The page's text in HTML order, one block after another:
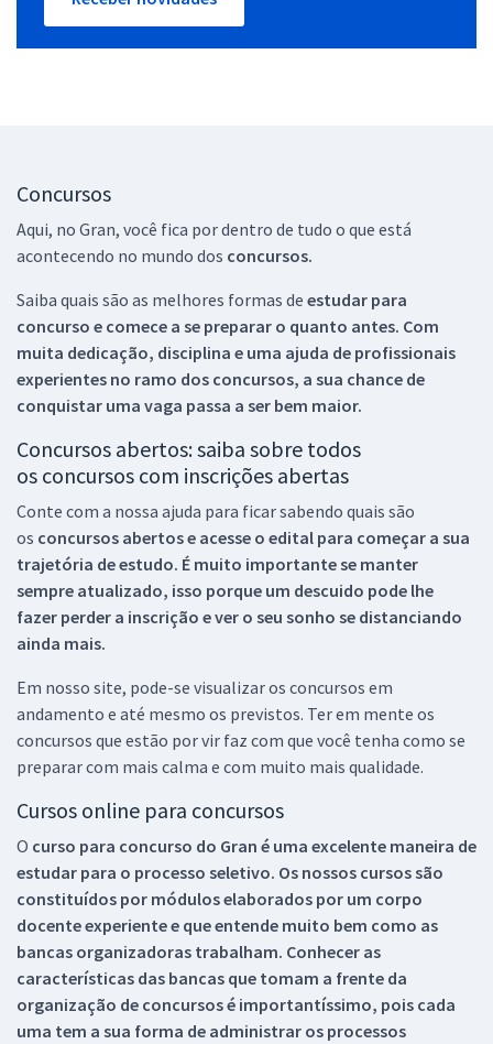
Concursos
Aqui, no Gran, você fica por dentro de tudo o que está
acontecendo no mundo dos concursos.
Saiba quais são as melhores formas de estudar para
concurso e comece a se preparar o quanto antes. Com
muita dedicação, disciplina e uma ajuda de profissionais
experientes no ramo dos concursos, a sua chance de
conquistar uma vaga passa a ser bem maior.
Concursos abertos: saiba sobre todos
os concursos com inscrições abertas
Conte com a nossa ajuda para ficar sabendo quais são
os concursos abertos e acesse o edital para começar a sua
trajetória de estudo. É muito importante se manter
sempre atualizado, isso porque um descuido pode lhe
fazer perder a inscrição e ver o seu sonho se distanciando
ainda mais.
Em nosso site, pode-se visualizar os concursos em
andamento e até mesmo os previstos. Ter em mente os
concursos que estão por vir faz com que você tenha como se
preparar com mais calma e com muito mais qualidade.
Cursos online para concursos
O curso para concurso do Gran é uma excelente maneira de
estudar para o processo seletivo. Os nossos cursos são
constituídos por módulos elaborados por um corpo
docente experiente e que entende muito bem como as
bancas organizadoras trabalham. Conhecer as
características das bancas que tomam a frente da
organização de concursos é importantíssimo, pois cada
uma tem a sua forma de administrar os processos